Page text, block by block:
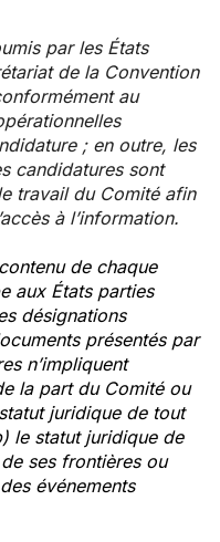
par les États
de la Convention
au
; en outre, les
candidatures sont
travail du Comité afin
à l’information.
de chaque
aux États parties
désignations
présentés par
n’impliquent
la part du Comité ou
juridique de tout
le statut juridique de
ses frontières ou
événements